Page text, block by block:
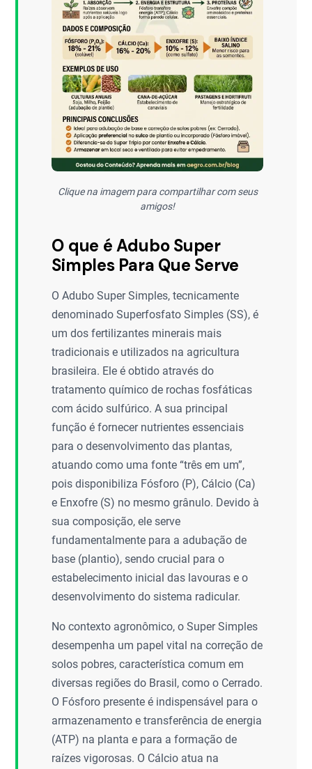
Clique na imagem para compartilhar com seus
amigos!
O que é Adubo Super
Simples Para Que Serve
O Adubo Super Simples, tecnicamente
denominado Superfosfato Simples (SS), é
um dos fertilizantes minerais mais
tradicionais e utilizados na agricultura
brasileira. Ele é obtido através do
tratamento químico de rochas fosfáticas
com ácido sulfúrico. A sua principal
função é fornecer nutrientes essenciais
para o desenvolvimento das plantas,
atuando como uma fonte “três em um”,
pois disponibiliza Fósforo (P), Cálcio (Ca)
e Enxofre (S) no mesmo grânulo. Devido à
sua composição, ele serve
fundamentalmente para a adubação de
base (plantio), sendo crucial para o
estabelecimento inicial das lavouras e o
desenvolvimento do sistema radicular.
No contexto agronômico, o Super Simples
desempenha um papel vital na correção de
solos pobres, característica comum em
diversas regiões do Brasil, como o Cerrado.
O Fósforo presente é indispensável para o
armazenamento e transferência de energia
(ATP) na planta e para a formação de
raízes vigorosas. O Cálcio atua na